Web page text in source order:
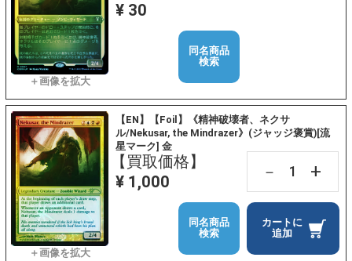
¥ 30
同名商品
検索
【EN】【Foil】《精神破壊者、ネクサ
ル/Nekusar, the Mindrazer》(ジャッジ褒賞)[流
星マーク] 金
【買取価格】
¥ 1,000
－ +
カートに
追加
同名商品
検索